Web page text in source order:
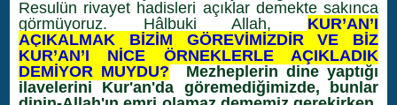
Resulün rivayet hadisleri açıklar demekte sakınca
görmüyoruz. Hâlbuki Allah, KUR’AN’I
AÇIKALMAK BİZİM GÖREVİMİZDİR VE BİZ
KUR’AN’I NİCE ÖRNEKLERLE AÇIKLADIK
DEMİYOR MUYDU? Mezheplerin dine yaptığı
ilavelerini Kur'an'da göremediğimizde, bunlar